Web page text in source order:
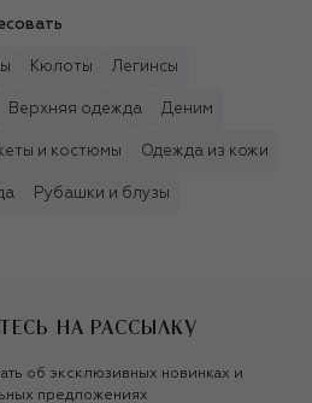
Кюлоты Легинсы
Верхняя одежда Деним
и костюмы Одежда из кожи
Рубашки и блузы
НА РАССЫЛКУ
об эксклюзивных новинках и
предложениях